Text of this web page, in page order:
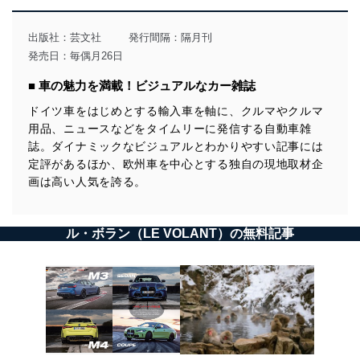
出版社： 芸文社
発行間隔：隔月刊
発売日：毎偶月26日
■ 車の魅力を満載！ビジュアルなカー雑誌
ドイツ車をはじめとする輸入車を軸に、クルマやクルマ
用品、ニュースなどをタイムリーに発信する自動車雑
誌。ダイナミックなビジュアルとわかりやすい記事には
定評があるほか、欧州車を中心とする独自の現地取材企
画は高い人気を誇る。
ル・ボラン（LE VOLANT）の無料記事